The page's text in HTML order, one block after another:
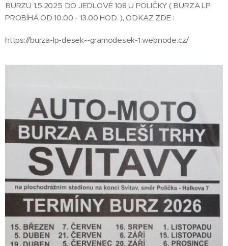
BURZU 1.5.2025 DO JEDLOVÉ 108 U POLIČKY ( BURZA LP
PROBÍHÁ OD 10.00 - 13.00 HOD. ), ODKAZ ZDE :
https://burza-lp-desek--gramodesek-1.webnode.cz/